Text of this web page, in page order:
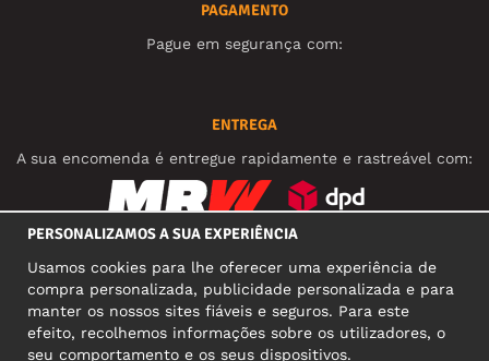
PAGAMENTO
Pague em segurança com:
ENTREGA
A sua encomenda é entregue rapidamente e rastreável com:
MORADA COMERCIAL
PERSONALIZAMOS A SUA EXPERIÊNCIA
Usamos cookies para lhe oferecer uma experiência de
compra personalizada, publicidade personalizada e para
manter os nossos sites fiáveis e seguros. Para este
efeito, recolhemos informações sobre os utilizadores, o
seu comportamento e os seus dispositivos.